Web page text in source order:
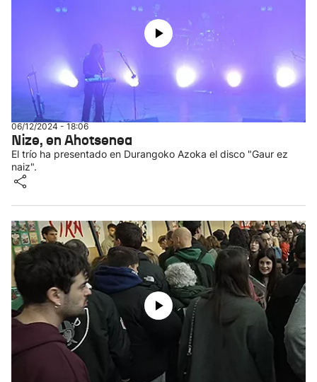
06/12/2024 - 18:06
Nize, en Ahotsenea
El trío ha presentado en Durangoko Azoka el disco "Gaur ez
naiz".